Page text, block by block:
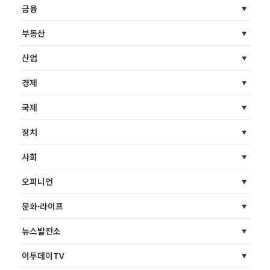
금융
부동산
산업
경제
국제
정치
사회
오피니언
문화·라이프
뉴스발전소
이투데이TV